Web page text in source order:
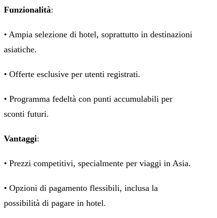
Funzionalità:
• Ampia selezione di hotel, soprattutto in destinazioni
asiatiche.
• Offerte esclusive per utenti registrati.
• Programma fedeltà con punti accumulabili per
sconti futuri.
Vantaggi:
• Prezzi competitivi, specialmente per viaggi in Asia.
• Opzioni di pagamento flessibili, inclusa la
possibilità di pagare in hotel.